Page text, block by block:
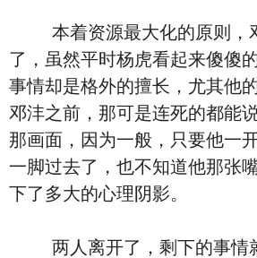
本着资源最大化的原则，
了，虽然平时杨虎看起来傻傻
事情却是格外的擅长，尤其他
邓沣之前，那可是连死的都能
那画面，因为一般，只要他一
一脚过去了，也不知道他那张
下了多大的心理阴影。
两人离开了，剩下的事情